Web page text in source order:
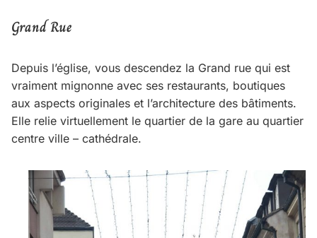
Grand Rue
Depuis l’église, vous descendez la Grand rue qui est
vraiment mignonne avec ses restaurants, boutiques
aux aspects originales et l’architecture des bâtiments.
Elle relie virtuellement le quartier de la gare au quartier
centre ville – cathédrale.